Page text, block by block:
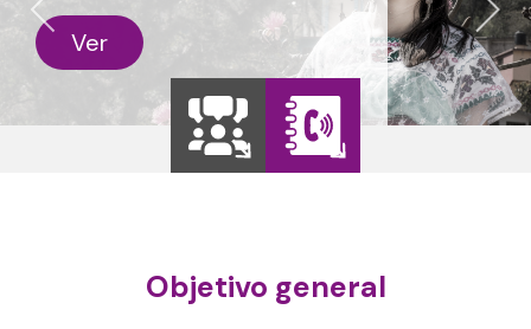
Ver
Objetivo general